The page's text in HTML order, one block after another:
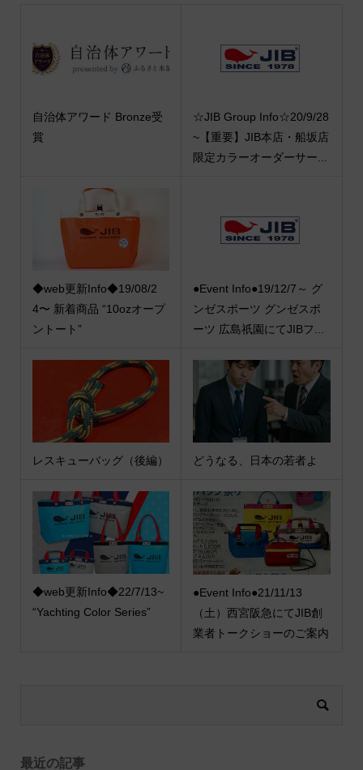
自治体アワード Bronze受
賞
☆JIB Group Info☆20/9/28
~【重要】JIB本店・船坂店
限定カラーオーダーサー...
◆web更新Info◆19/08/2
4〜 新着商品 “10ozオープ
ントート”
●Event Info●19/12/7～ グ
ンゼスポーツ グンゼスポ
ーツ 広島祇園にてJIBフ...
レスキューバッグ（後編） どうなる、日本の若者よ
◆web更新Info◆22/7/13~
“Yachting Color Series”
●Event Info●21/11/13
（土）西宮阪急にてJIB創
業者トークショーのご案内
最近の記事